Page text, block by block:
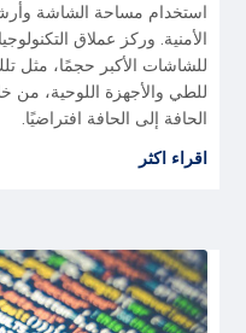
استخدام مساحة الشاشة
للشاشات الأكبر حجمًا، مثل
للطي والأجهزة اللوحية، من
الحافة إلى الحافة افتراضيًا.
اقراء اكثر